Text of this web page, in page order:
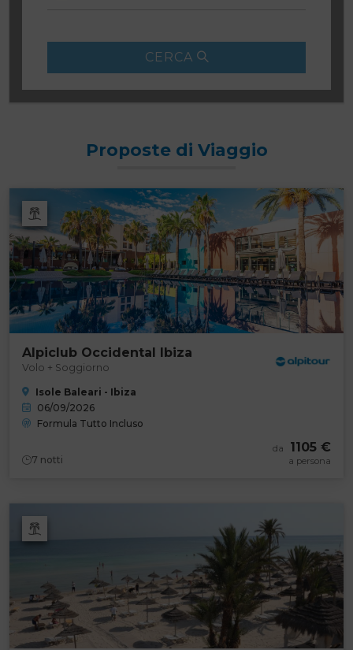
CERCA
Proposte di Viaggio
Alpiclub Occidental Ibiza
Volo + Soggiorno
Isole Baleari - Ibiza
06/09/2026
Formula Tutto Incluso
7 notti
da 1105 €
a persona